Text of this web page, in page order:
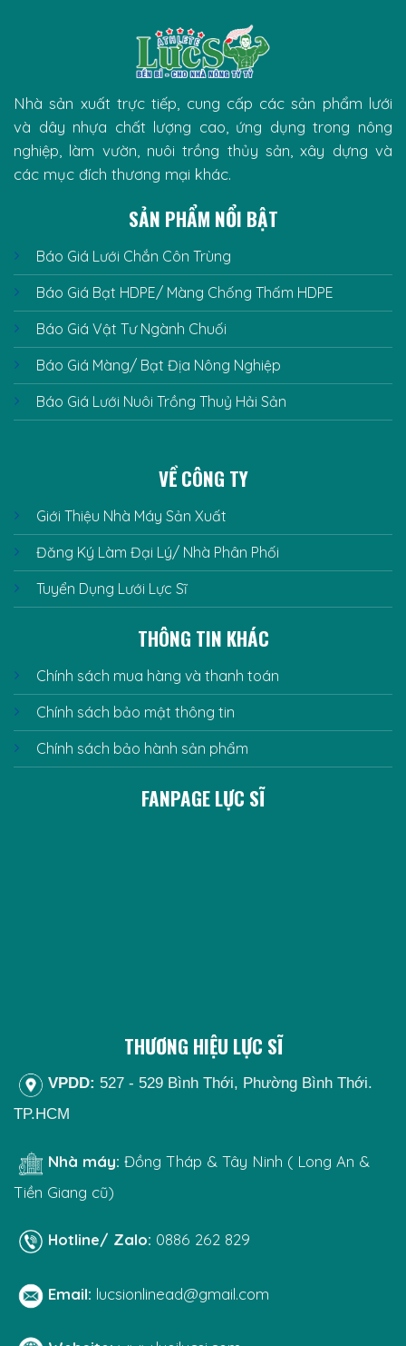
Nhà sản xuất trực tiếp, cung cấp các sản phẩm lưới
và dây nhựa chất lượng cao, ứng dụng trong nông
nghiệp, làm vườn, nuôi trồng thủy sản, xây dựng và
các mục đích thương mại khác.
SẢN PHẨM NỔI BẬT
Báo Giá Lưới Chắn Côn Trùng
Báo Giá Bạt HDPE/ Màng Chống Thấm HDPE
Báo Giá Vật Tư Ngành Chuối
Báo Giá Màng/ Bạt Địa Nông Nghiệp
Báo Giá Lưới Nuôi Trồng Thuỷ Hải Sản
VỀ CÔNG TY
Giới Thiệu Nhà Máy Sản Xuất
Đăng Ký Làm Đại Lý/ Nhà Phân Phối
Tuyển Dụng Lưới Lực Sĩ
THÔNG TIN KHÁC
Chính sách mua hàng và thanh toán
Chính sách bảo mật thông tin
Chính sách bảo hành sản phẩm
FANPAGE LỰC SĨ
THƯƠNG HIỆU LỰC SĨ
VPDD: 527 - 529 Bình Thới, Phường Bình Thới.
TP.HCM
Nhà máy: Đồng Tháp & Tây Ninh ( Long An &
Tiền Giang cũ)
Hotline/ Zalo: 0886 262 829
Email: lucsionlinead@gmail.com